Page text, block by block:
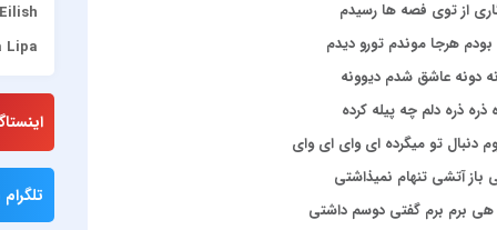
از توی فصه ها رسیدم
هرجا موندم تورو دیدم
دونه عاشق شدم دیوونه
ذره ذره دلم چه پیله کرده
دنبال تو میگرده ای وای ای وای
باز آتشی تنهام نمیذاشتی
برم برم گفتی دوسم داشتی
Lipa
JONY
Rey
تلگرام